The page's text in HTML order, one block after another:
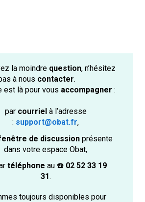
la moindre question, n’hésitez
à nous contacter.
est là pour vous accompagner :
par courriel à l’adresse
: support@obat.fr,
de discussion présente
dans votre espace Obat,
téléphone au ☎️ 02 52 33 19
31.
toujours disponibles pour